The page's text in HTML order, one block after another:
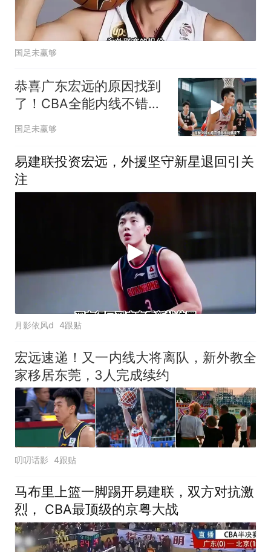
国足未赢够
恭喜广东宏远的原因找到
了！CBA全能内线不错，
新建队基石诞生
国足未赢够
易建联投资宏远，外援坚守新星退回引关
注
月影依风d 4跟贴
宏远速递！又一内线大将离队，新外教全
家移居东莞，3人完成续约
叨叨话影 4跟贴
马布里上篮一脚踢开易建联，双方对抗激
烈， CBA最顶级的京粤大战